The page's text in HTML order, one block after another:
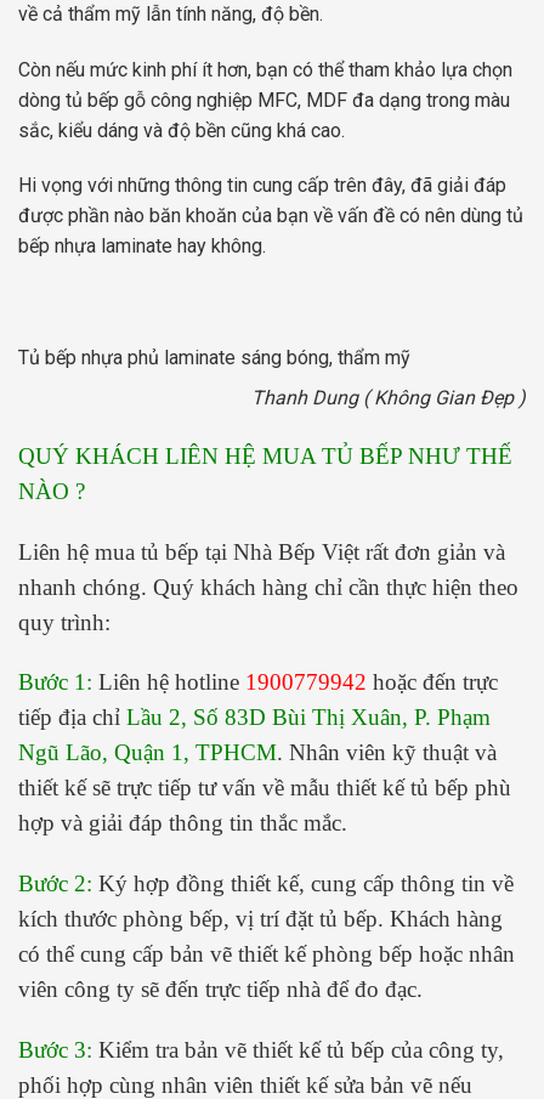
về cả thẩm mỹ lẫn tính năng, độ bền.
Còn nếu mức kinh phí ít hơn, bạn có thể tham khảo lựa chọn
dòng tủ bếp gỗ công nghiệp MFC, MDF đa dạng trong màu
sắc, kiểu dáng và độ bền cũng khá cao.
Hi vọng với những thông tin cung cấp trên đây, đã giải đáp
được phần nào băn khoăn của bạn về vấn đề có nên dùng tủ
bếp nhựa laminate hay không.
Tủ bếp nhựa phủ laminate sáng bóng, thẩm mỹ
Thanh Dung ( Không Gian Đẹp )
QUÝ KHÁCH LIÊN HỆ MUA TỦ BẾP NHƯ THẾ
NÀO ?
Liên hệ mua tủ bếp tại Nhà Bếp Việt rất đơn giản và
nhanh chóng. Quý khách hàng chỉ cần thực hiện theo
quy trình:
Bước 1: Liên hệ hotline 1900779942 hoặc đến trực
tiếp địa chỉ Lầu 2, Số 83D Bùi Thị Xuân, P. Phạm
Ngũ Lão, Quận 1, TPHCM. Nhân viên kỹ thuật và
thiết kế sẽ trực tiếp tư vấn về mẫu thiết kế tủ bếp phù
hợp và giải đáp thông tin thắc mắc.
Bước 2: Ký hợp đồng thiết kế, cung cấp thông tin về
kích thước phòng bếp, vị trí đặt tủ bếp. Khách hàng
có thể cung cấp bản vẽ thiết kế phòng bếp hoặc nhân
viên công ty sẽ đến trực tiếp nhà để đo đạc.
Bước 3: Kiểm tra bản vẽ thiết kế tủ bếp của công ty,
phối hợp cùng nhân viên thiết kế sửa bản vẽ nếu